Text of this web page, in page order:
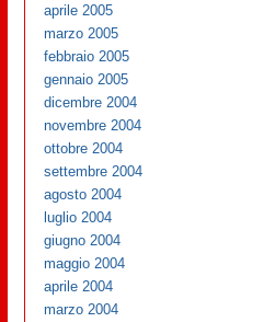
aprile 2005
marzo 2005
febbraio 2005
gennaio 2005
dicembre 2004
novembre 2004
ottobre 2004
settembre 2004
agosto 2004
luglio 2004
giugno 2004
maggio 2004
aprile 2004
marzo 2004